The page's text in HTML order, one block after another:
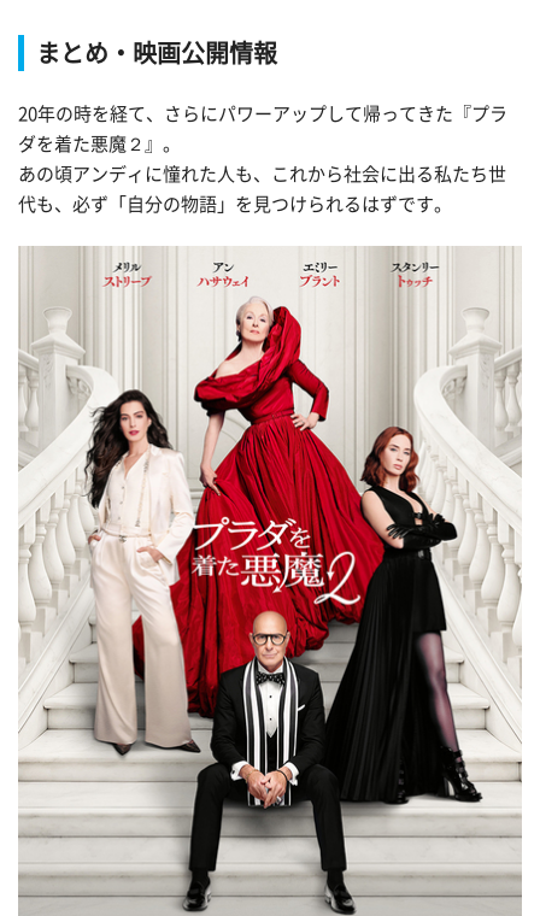
まとめ・映画公開情報
20年の時を経て、さらにパワーアップして帰ってきた『プラ
ダを着た悪魔２』。
あの頃アンディに憧れた人も、これから社会に出る私たち世
代も、必ず「自分の物語」を見つけられるはずです。